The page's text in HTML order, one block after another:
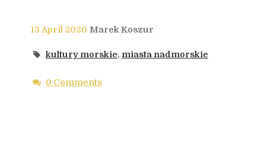
13 April 2020 Marek Koszur
kultury morskie, miasta nadmorskie
0 Comments